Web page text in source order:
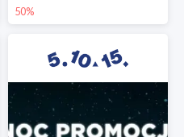
50%